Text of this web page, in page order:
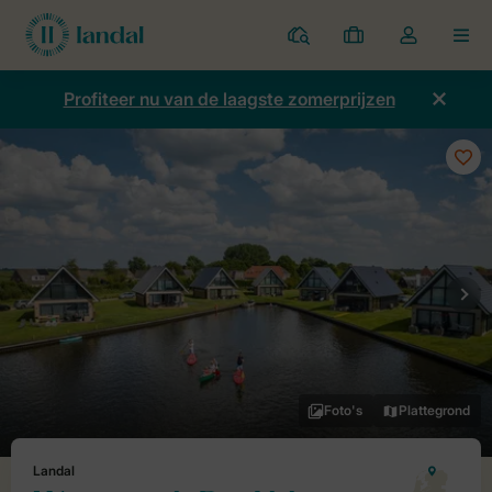
Parken
Mijn
boekingen
Open
de
dropdown
account
Profiteer nu van de laagste zomerprijzen